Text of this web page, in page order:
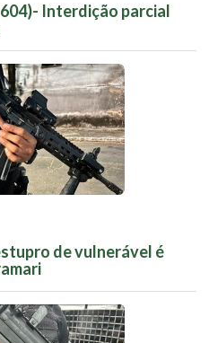
Interdição parcial
de vulnerável é